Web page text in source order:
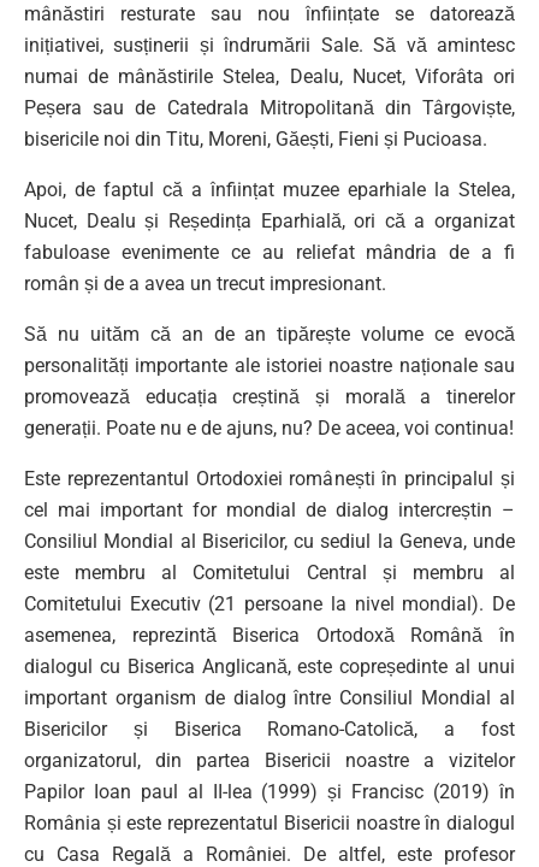
mânăstiri resturate sau nou înființate se datorează
inițiativei, susținerii și îndrumării Sale. Să vă amintesc
numai de mânăstirile Stelea, Dealu, Nucet, Viforâta ori
Peșera sau de Catedrala Mitropolitană din Târgoviște,
bisericile noi din Titu, Moreni, Găești, Fieni și Pucioasa.
Apoi, de faptul că a înființat muzee eparhiale la Stelea,
Nucet, Dealu și Reședința Eparhială, ori că a organizat
fabuloase evenimente ce au reliefat mândria de a fi
român și de a avea un trecut impresionant.
Să nu uităm că an de an tipărește volume ce evocă
personalități importante ale istoriei noastre naționale sau
promovează educația creștină și morală a tinerelor
generații. Poate nu e de ajuns, nu? De aceea, voi continua!
Este reprezentantul Ortodoxiei românești în principalul și
cel mai important for mondial de dialog intercreștin –
Consiliul Mondial al Bisericilor, cu sediul la Geneva, unde
este membru al Comitetului Central și membru al
Comitetului Executiv (21 persoane la nivel mondial). De
asemenea, reprezintă Biserica Ortodoxă Română în
dialogul cu Biserica Anglicană, este copreședinte al unui
important organism de dialog între Consiliul Mondial al
Bisericilor și Biserica Romano-Catolică, a fost
organizatorul, din partea Bisericii noastre a vizitelor
Papilor Ioan paul al II-lea (1999) și Francisc (2019) în
România și este reprezentatul Bisericii noastre în dialogul
cu Casa Regală a României. De altfel, este profesor